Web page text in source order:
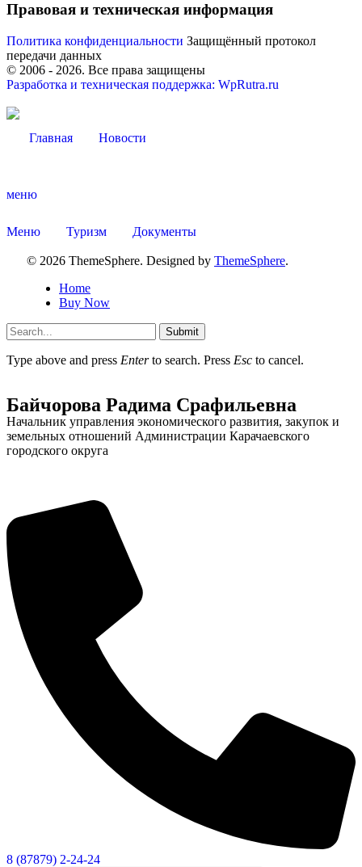
Правовая и техническая информация
Политика конфиденциальности Защищённый протокол
передачи данных
© 2006 - 2026. Все права защищены
Разработка и техническая поддержка: WpRutra.ru
Главная Новости
меню
Меню Туризм Документы
© 2026 ThemeSphere. Designed by ThemeSphere.
Home
Buy Now
Submit
Type above and press Enterto search. Press Esc to cancel.
Об округе
Байчорова Радима Срафильевна
Начальник управления экономического развития, закупок и
земельных отношений Администрации Карачаевского
городского округа
8 (87879) 2-24-24